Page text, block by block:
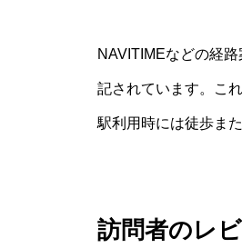
NAVITIMEなどの経
記されています。こ
駅利用時には徒歩ま
訪問者のレ